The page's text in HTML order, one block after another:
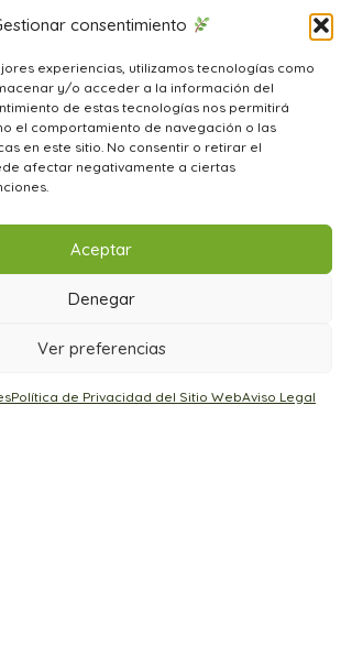
consentimiento
experiencias, utilizamos tecnologías como
y/o acceder a la información del
de estas tecnologías nos permitirá
el comportamiento de navegación o las
en este sitio. No consentir o retirar el
afectar negativamente a ciertas
Aceptar
Denegar
Ver preferencias
Política de Privacidad del Sitio WebAviso Legal